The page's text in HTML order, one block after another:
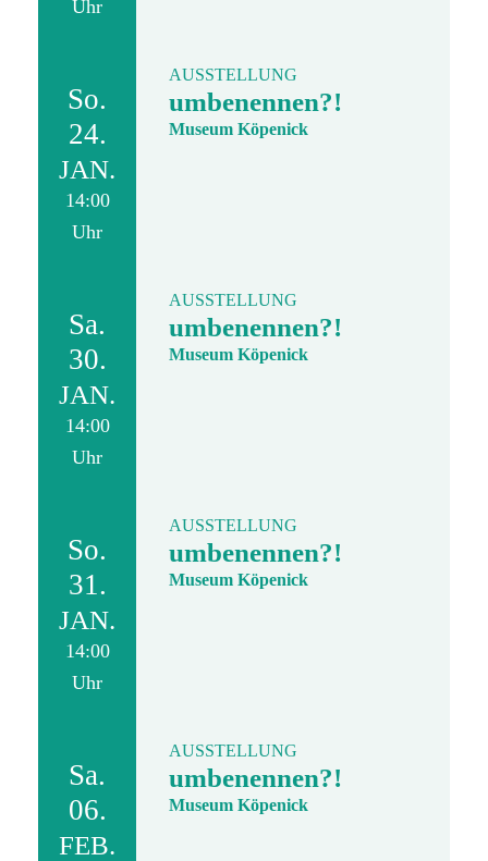
Uhr
So.
24.
JAN.
14:00
Uhr
AUSSTELLUNG
umbenennen?!
Museum Köpenick
Sa.
30.
JAN.
14:00
Uhr
AUSSTELLUNG
umbenennen?!
Museum Köpenick
So.
31.
JAN.
14:00
Uhr
AUSSTELLUNG
umbenennen?!
Museum Köpenick
Sa.
06.
FEB.
AUSSTELLUNG
umbenennen?!
Museum Köpenick